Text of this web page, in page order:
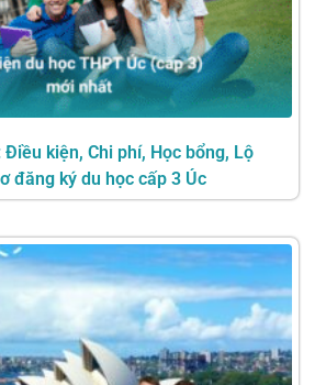
Điều kiện, Chi phí, Học bổng, Lộ
đăng ký du học cấp 3 Úc